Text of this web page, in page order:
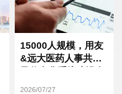
Mexico
Macau
15000人规模，用友
&远大医药人事共享
2026/07/27